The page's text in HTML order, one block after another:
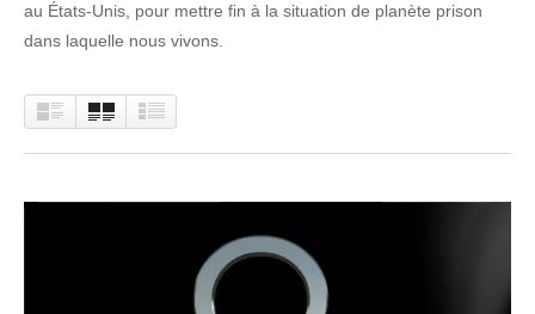
au États-Unis, pour mettre fin à la situation de planète prison
dans laquelle nous vivons.